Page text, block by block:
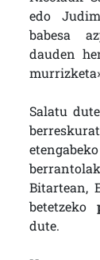
edo
babesa
dauden
Salatu
Bitartean,
betetzeko
dute.